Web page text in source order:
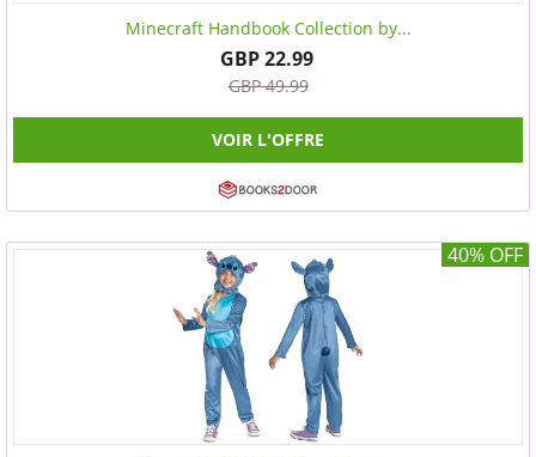
Minecraft Handbook Collection by...
GBP 22.99
GBP 49.99
VOIR L'OFFRE
40% OFF